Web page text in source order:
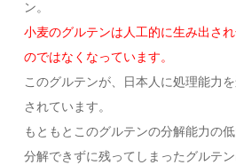
ン。
小麦のグルテンは人工的に生み出さ
のではなくなっています。
このグルテンが、日本人に処理能力
されています。
もともとこのグルテンの分解能力の
分解できずに残ってしまったグルテ